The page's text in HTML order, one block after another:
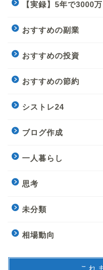
【実録】5年で3000
おすすめの副業
おすすめの投資
おすすめの節約
シストレ24
ブログ作成
一人暮らし
思考
未分類
相場動向
これ